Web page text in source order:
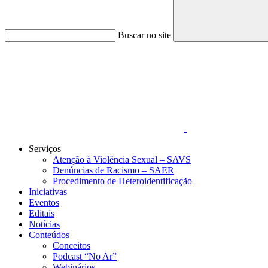
Buscar no site
Serviços
Atenção à Violência Sexual – SAVS
Denúncias de Racismo – SAER
Procedimento de Heteroidentificação
Iniciativas
Eventos
Editais
Notícias
Conteúdos
Conceitos
Podcast “No Ar”